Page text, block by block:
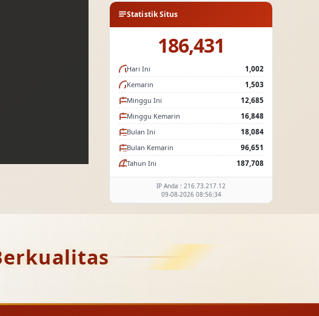
Statistik Situs
186,431
Hari Ini
1,002
Kemarin
1,503
Minggu Ini
12,685
Minggu Kemarin
16,848
Bulan Ini
18,084
Bulan Kemarin
96,651
Tahun Ini
187,708
IP Anda : 216.73.217.12
09-08-2026 08:56:34